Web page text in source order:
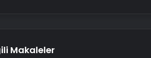
Makaleler